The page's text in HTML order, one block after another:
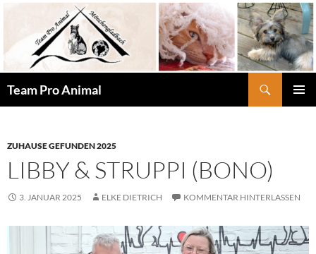
springen
Team Pro Animal
ZUHAUSE GEFUNDEN 2025
LIBBY & STRUPPI (BONO)
3. JANUAR 2025 ELKE DIETRICH KOMMENTAR HINTERLASSEN